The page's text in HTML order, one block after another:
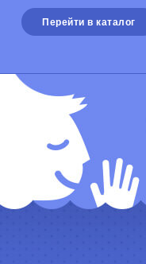
Перейти в каталог